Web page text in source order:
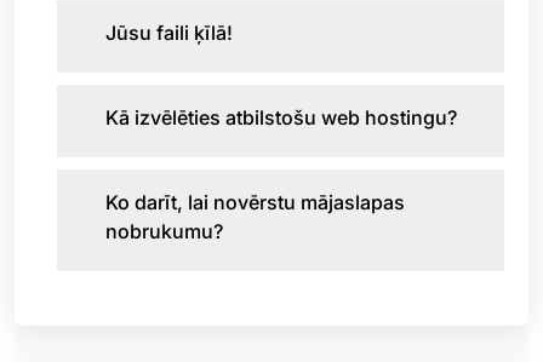
Jūsu faili ķīlā!
Kā izvēlēties atbilstošu web hostingu?
Ko darīt, lai novērstu mājaslapas
nobrukumu?